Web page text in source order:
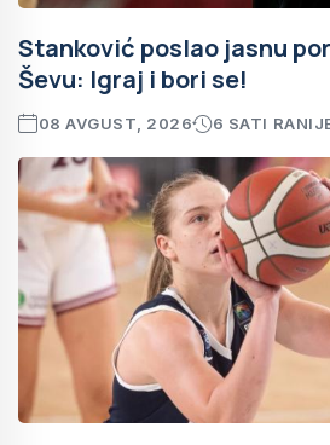
Stanković poslao jasnu
Ševu: Igraj i bori se!
08 AVGUST, 2026 6 SATI